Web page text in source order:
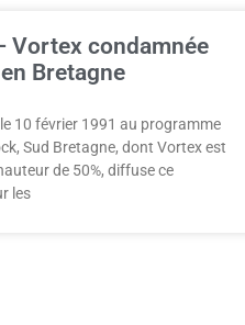
Vortex condamnée
Bretagne
10 février 1991 au programme
Sud Bretagne, dont Vortex est
de 50%, diffuse ce
les